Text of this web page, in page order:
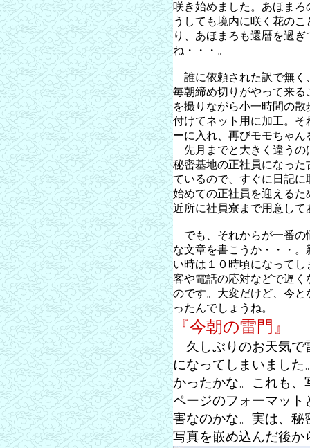
咲き始めました。あほま
うしても境内に咲く花の
り、あほまろも還暦を過
ね・・・。
誰に依頼された訳で無く
毎朝締め切りがやって来
を撮りながら小一時間の
付けてネット用に加工。
ーに入れ、再びモモちゃ
先月までと大きく違うの
秘密基地の正社員になっ
ているので、すぐに日記
始めての正社員を迎える
近所に社員寮まで用意して
でも、それからが一番の
な文章を書こうか・・・
い時は１０時頃になって
客や電話の応対などで遅
のです。大変だけど、今
ったんでしょうね。
『今朝の雷門』
久しぶりのお天気で
になってしまいまし
かったかな。これも、
ページのフォーマット
害なのかな。実は、秘
写真を嵌め込んだ後か